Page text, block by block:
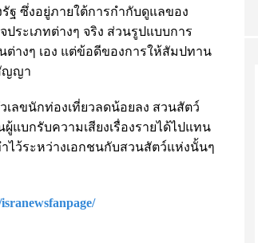
ซึ่งอยู่ภายใต้การกำกับดูแลของ
ระเภทต่างๆ จริง ส่วนรูปแบบการ
างๆ เอง แต่ข้อดีของการให้สัมปทาน
ญญา
ลขนักท่องเที่ยวลดน้อยลง สวนสัตว์
แบกรับความเสียงเรื่องรายได้ไปแทน
ว้ระหว่างเอกชนกับสวนสัตว์แห่งนั้นๆ